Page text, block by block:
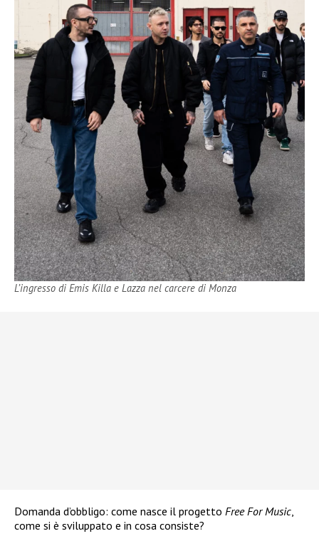
L’ingresso di Emis Killa e Lazza nel carcere di Monza
Domanda d’obbligo: come nasce il progetto Free For Music,
come si è sviluppato e in cosa consiste?